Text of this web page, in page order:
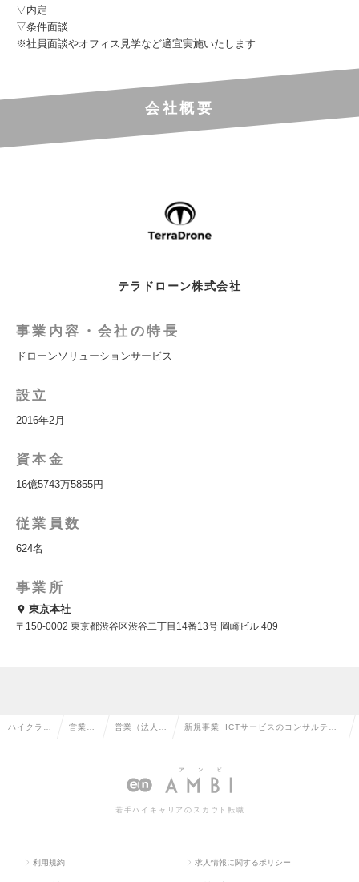
▽内定
▽条件面談
※社員面談やオフィス見学など適宜実施いたします
会社概要
テラドローン株式会社
事業内容・会社の特長
ドローンソリューションサービス
設立
2016年2月
資本金
16億5743万5855円
従業員数
624名
事業所
東京本社
〒150-0002 東京都渋谷区渋谷二丁目14番13号 岡崎ビル 409
ハイクラス 営業系 営業（法人向 新規事業_ICTサービスのコンサルティ
若手ハイキャリアのスカウト転職
利用規約 求人情報に関するポリシー